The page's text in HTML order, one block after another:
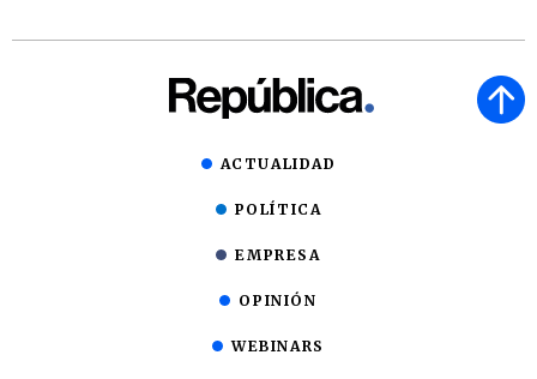
ACTUALIDAD
POLÍTICA
EMPRESA
OPINIÓN
WEBINARS